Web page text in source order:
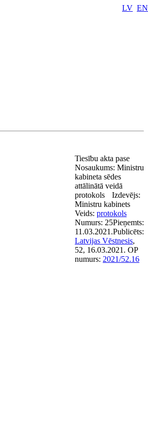
LV EN
Tiesību akta pase
Nosaukums: Ministru
kabineta sēdes
attālinātā veidā
protokols
Izdevējs:
Ministru kabinets
Veids: protokols
Numurs: 25Pieņemts:
11.03.2021.Publicēts:
Latvijas Vēstnesis,
52, 16.03.2021. OP
numurs: 2021/52.16